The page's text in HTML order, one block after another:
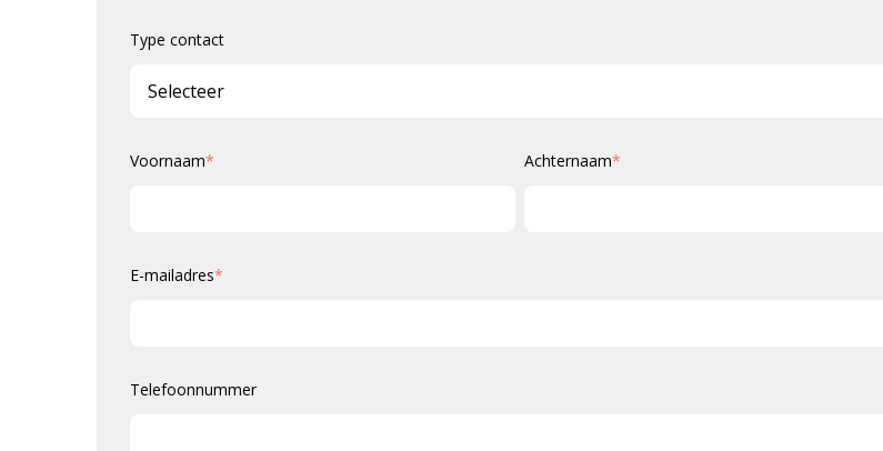
Type contact
Voornaam* Achternaam*
E-mailadres*
Telefoonnummer